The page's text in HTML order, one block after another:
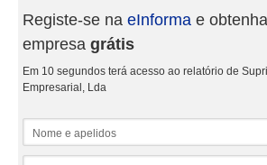
Registe-se na eInforma e obtenha
empresa grátis
Em 10 segundos terá acesso ao relatório de
Empresarial, Lda